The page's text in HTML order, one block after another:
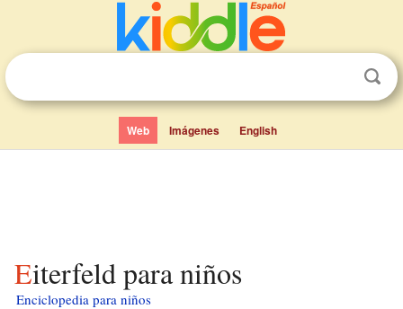
Web Imágenes English
Eiterfeld para niños
Enciclopedia para niños